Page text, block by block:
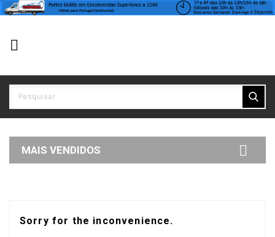

MAIS VENDIDOS 
Sorry for the inconvenience.